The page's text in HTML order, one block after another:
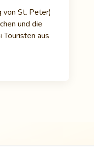
von St. Peter)
und die
aus